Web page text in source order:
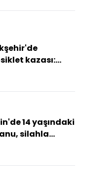
kazası:
14 yaşındaki
silahla